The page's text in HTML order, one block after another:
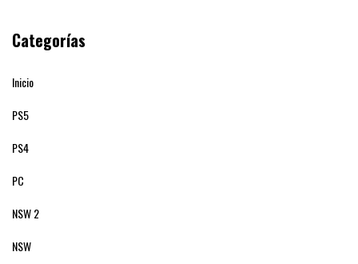
Categorías
Inicio
PS5
PS4
PC
NSW 2
NSW